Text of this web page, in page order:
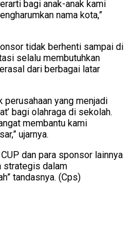
bagi anak-anak kami
nama kota,”
tidak berhenti sampai di
selalu membutuhkan
dari berbagai latar
perusahaan yang menjadi
bagi olahraga di sekolah.
membantu kami
ujarnya.
dan para sponsor lainnya
strategis dalam
tandasnya. (Cps)